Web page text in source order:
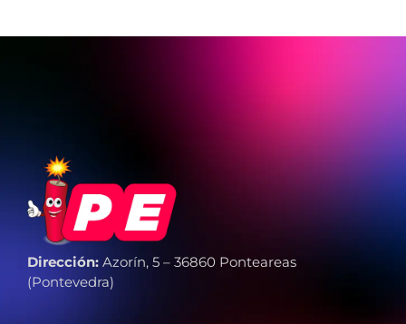
Dirección: Azorín, 5 – 36860 Ponteareas
(Pontevedra)